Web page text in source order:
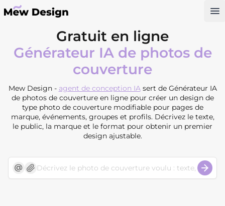
Gratuit en ligne
Générateur IA de photos de
couverture
Mew Design - agent de conception IAsert de Générateur IA
de photos de couverture en ligne pour créer un design de
type photo de couverture modifiable pour pages de
marque, événements, groupes et profils. Décrivez le texte,
le public, la marque et le format pour obtenir un premier
design ajustable.